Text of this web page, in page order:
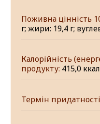
Поживна цінність
г; жири: 19,4 г;
Калорійність
продукту: 415,0 ккал
Термін